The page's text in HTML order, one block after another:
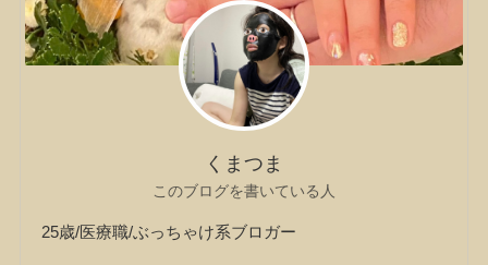
くまつま
このブログを書いている人
25歳/医療職/ぶっちゃけ系ブロガー